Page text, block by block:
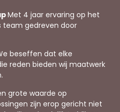
Met 4 jaar ervaring op het
team gedreven door
beseffen dat elke
reden bieden wij maatwerk
grote waarde op
zijn erop gericht niet